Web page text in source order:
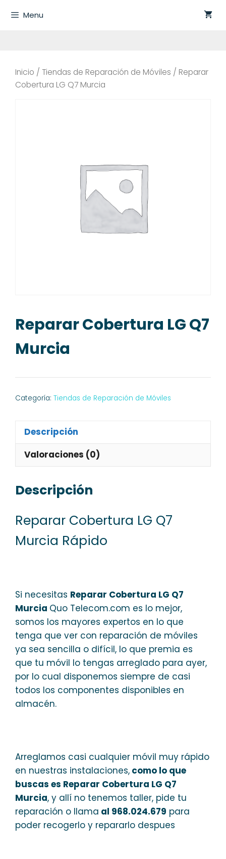
Menu
Inicio / Tiendas de Reparación de Móviles / Reparar
Cobertura LG Q7 Murcia
Reparar Cobertura LG Q7
Murcia
Categoría: Tiendas de Reparación de Móviles
Descripción
Valoraciones (0)
Descripción
Reparar Cobertura LG Q7
Murcia Rápido
Si necesitas Reparar Cobertura LG Q7
Murcia Quo Telecom.com es lo mejor,
somos los mayores expertos en lo que
tenga que ver con reparación de móviles
ya sea sencilla o difícil, lo que premia es
que tu móvil lo tengas arreglado para ayer,
por lo cual disponemos siempre de casi
todos los componentes disponibles en
almacén.
Arreglamos casi cualquier móvil muy rápido
en nuestras instalaciones, como lo que
buscas es Reparar Cobertura LG Q7
Murcia, y allí no tenemos taller, pide tu
reparación o llama al 968.024.679 para
poder recogerlo y repararlo despues